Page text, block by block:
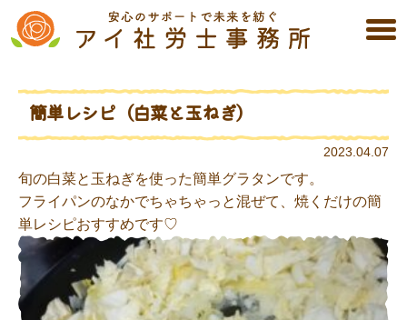
content
簡単レシピ（白菜と玉ねぎ）
2023.04.07
旬の白菜と玉ねぎを使った簡単グラタンです。
フライパンのなかでちゃちゃっと混ぜて、焼くだけの簡
単レシピおすすめです♡